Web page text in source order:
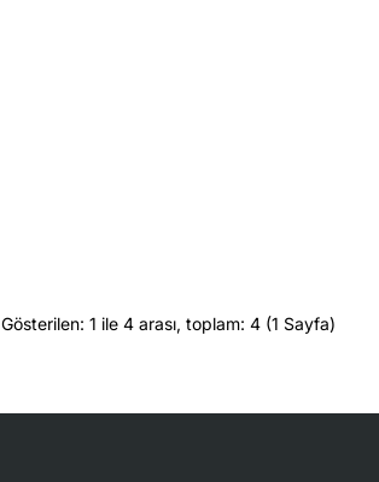
Gösterilen: 1 ile 4 arası, toplam: 4 (1 Sayfa)